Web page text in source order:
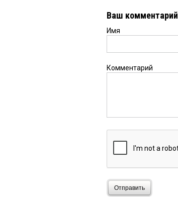
Ваш комментарий
Имя
Комментарий
Отправить